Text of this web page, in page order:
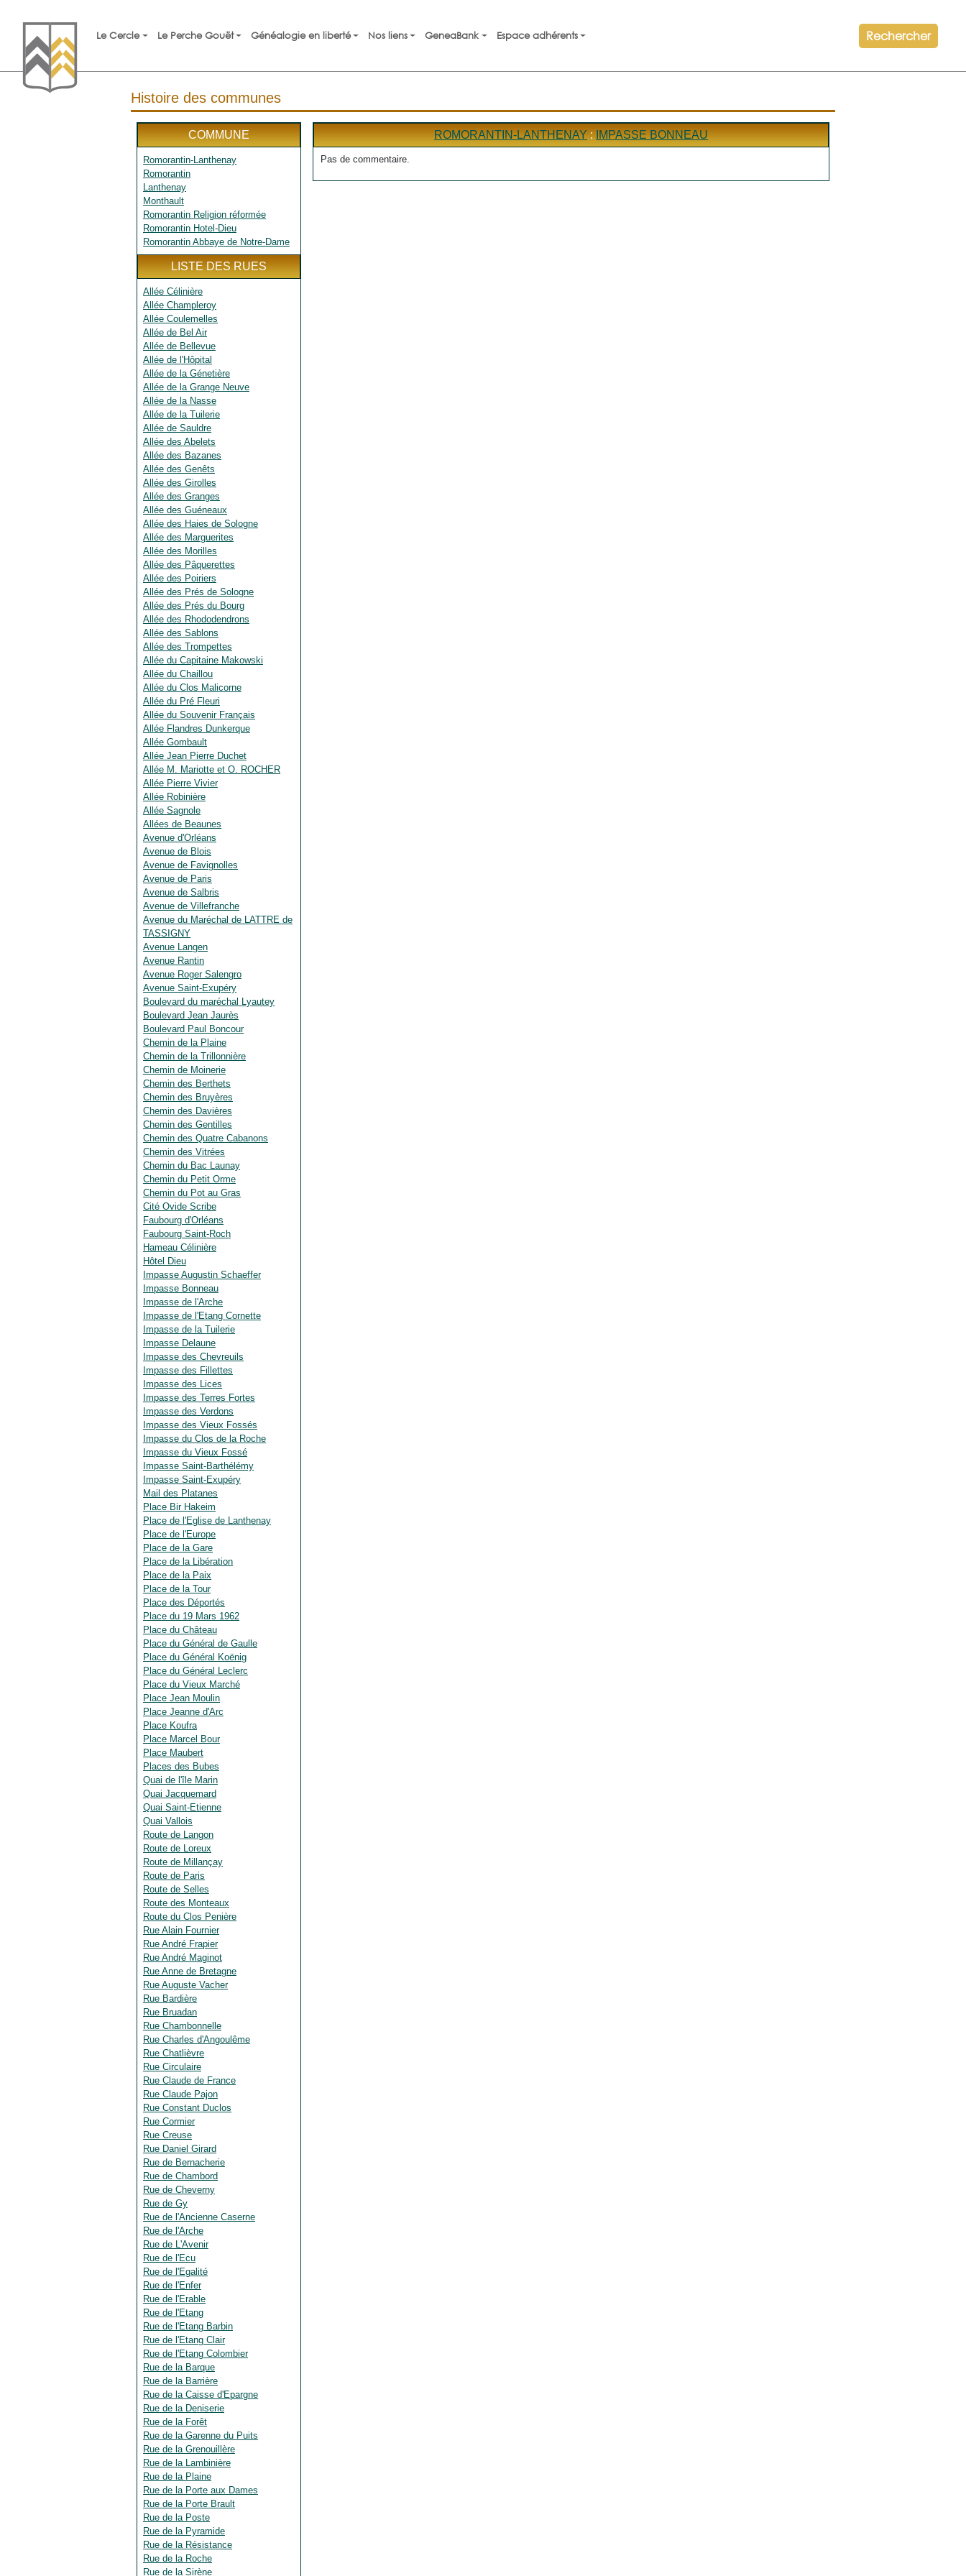
Le Cercle Le Perche Gouët Généalogie en liberté Nos liens GeneaBank Espace adhérents Rechercher
Histoire des communes
COMMUNE
Romorantin-Lanthenay
Romorantin
Lanthenay
Monthault
Romorantin Religion réformée
Romorantin Hotel-Dieu
Romorantin Abbaye de Notre-Dame
LISTE DES RUES
Allée Célinière
Allée Champleroy
Allée Coulemelles
Allée de Bel Air
Allée de Bellevue
Allée de l'Hôpital
Allée de la Génetière
Allée de la Grange Neuve
Allée de la Nasse
Allée de la Tuilerie
Allée de Sauldre
Allée des Abelets
Allée des Bazanes
Allée des Genêts
Allée des Girolles
Allée des Granges
Allée des Guéneaux
Allée des Haies de Sologne
Allée des Marguerites
Allée des Morilles
Allée des Pâquerettes
Allée des Poiriers
Allée des Prés de Sologne
Allée des Prés du Bourg
Allée des Rhododendrons
Allée des Sablons
Allée des Trompettes
Allée du Capitaine Makowski
Allée du Chaillou
Allée du Clos Malicorne
Allée du Pré Fleuri
Allée du Souvenir Français
Allée Flandres Dunkerque
Allée Gombault
Allée Jean Pierre Duchet
Allée M. Mariotte et O. ROCHER
Allée Pierre Vivier
Allée Robinière
Allée Sagnole
Allées de Beaunes
Avenue d'Orléans
Avenue de Blois
Avenue de Favignolles
Avenue de Paris
Avenue de Salbris
Avenue de Villefranche
Avenue du Maréchal de LATTRE de
TASSIGNY
Avenue Langen
Avenue Rantin
Avenue Roger Salengro
Avenue Saint-Exupéry
Boulevard du maréchal Lyautey
Boulevard Jean Jaurès
Boulevard Paul Boncour
Chemin de la Plaine
Chemin de la Trillonnière
Chemin de Moinerie
Chemin des Berthets
Chemin des Bruyères
Chemin des Davières
Chemin des Gentilles
Chemin des Quatre Cabanons
Chemin des Vitrées
Chemin du Bac Launay
Chemin du Petit Orme
Chemin du Pot au Gras
Cité Ovide Scribe
Faubourg d'Orléans
Faubourg Saint-Roch
Hameau Célinière
Hôtel Dieu
Impasse Augustin Schaeffer
Impasse Bonneau
Impasse de l'Arche
Impasse de l'Etang Cornette
Impasse de la Tuilerie
Impasse Delaune
Impasse des Chevreuils
Impasse des Fillettes
Impasse des Lices
Impasse des Terres Fortes
Impasse des Verdons
Impasse des Vieux Fossés
Impasse du Clos de la Roche
Impasse du Vieux Fossé
Impasse Saint-Barthélémy
Impasse Saint-Exupéry
Mail des Platanes
Place Bir Hakeim
Place de l'Eglise de Lanthenay
Place de l'Europe
Place de la Gare
Place de la Libération
Place de la Paix
Place de la Tour
Place des Déportés
Place du 19 Mars 1962
Place du Château
Place du Général de Gaulle
Place du Général Koënig
Place du Général Leclerc
Place du Vieux Marché
Place Jean Moulin
Place Jeanne d'Arc
Place Koufra
Place Marcel Bour
Place Maubert
Places des Bubes
Quai de l'île Marin
Quai Jacquemard
Quai Saint-Etienne
Quai Vallois
Route de Langon
Route de Loreux
Route de Millançay
Route de Paris
Route de Selles
Route des Monteaux
Route du Clos Penière
Rue Alain Fournier
Rue André Frapier
Rue André Maginot
Rue Anne de Bretagne
Rue Auguste Vacher
Rue Bardière
Rue Bruadan
Rue Chambonnelle
Rue Charles d'Angoulême
Rue Chatlièvre
Rue Circulaire
Rue Claude de France
Rue Claude Pajon
Rue Constant Duclos
Rue Cormier
Rue Creuse
Rue Daniel Girard
Rue de Bernacherie
Rue de Chambord
Rue de Cheverny
Rue de Gy
Rue de l'Ancienne Caserne
Rue de l'Arche
Rue de L'Avenir
Rue de l'Ecu
Rue de l'Egalité
Rue de l'Enfer
Rue de l'Erable
Rue de l'Etang
Rue de l'Etang Barbin
Rue de l'Etang Clair
Rue de l'Etang Colombier
Rue de la Barque
Rue de la Barrière
Rue de la Caisse d'Epargne
Rue de la Deniserie
Rue de la Forêt
Rue de la Garenne du Puits
Rue de la Grenouillère
Rue de la Lambinière
Rue de la Plaine
Rue de la Porte aux Dames
Rue de la Porte Brault
Rue de la Poste
Rue de la Pyramide
Rue de la Résistance
Rue de la Roche
Rue de la Sirène
ROMORANTIN-LANTHENAY:IMPASSE BONNEAU
Pas de commentaire.